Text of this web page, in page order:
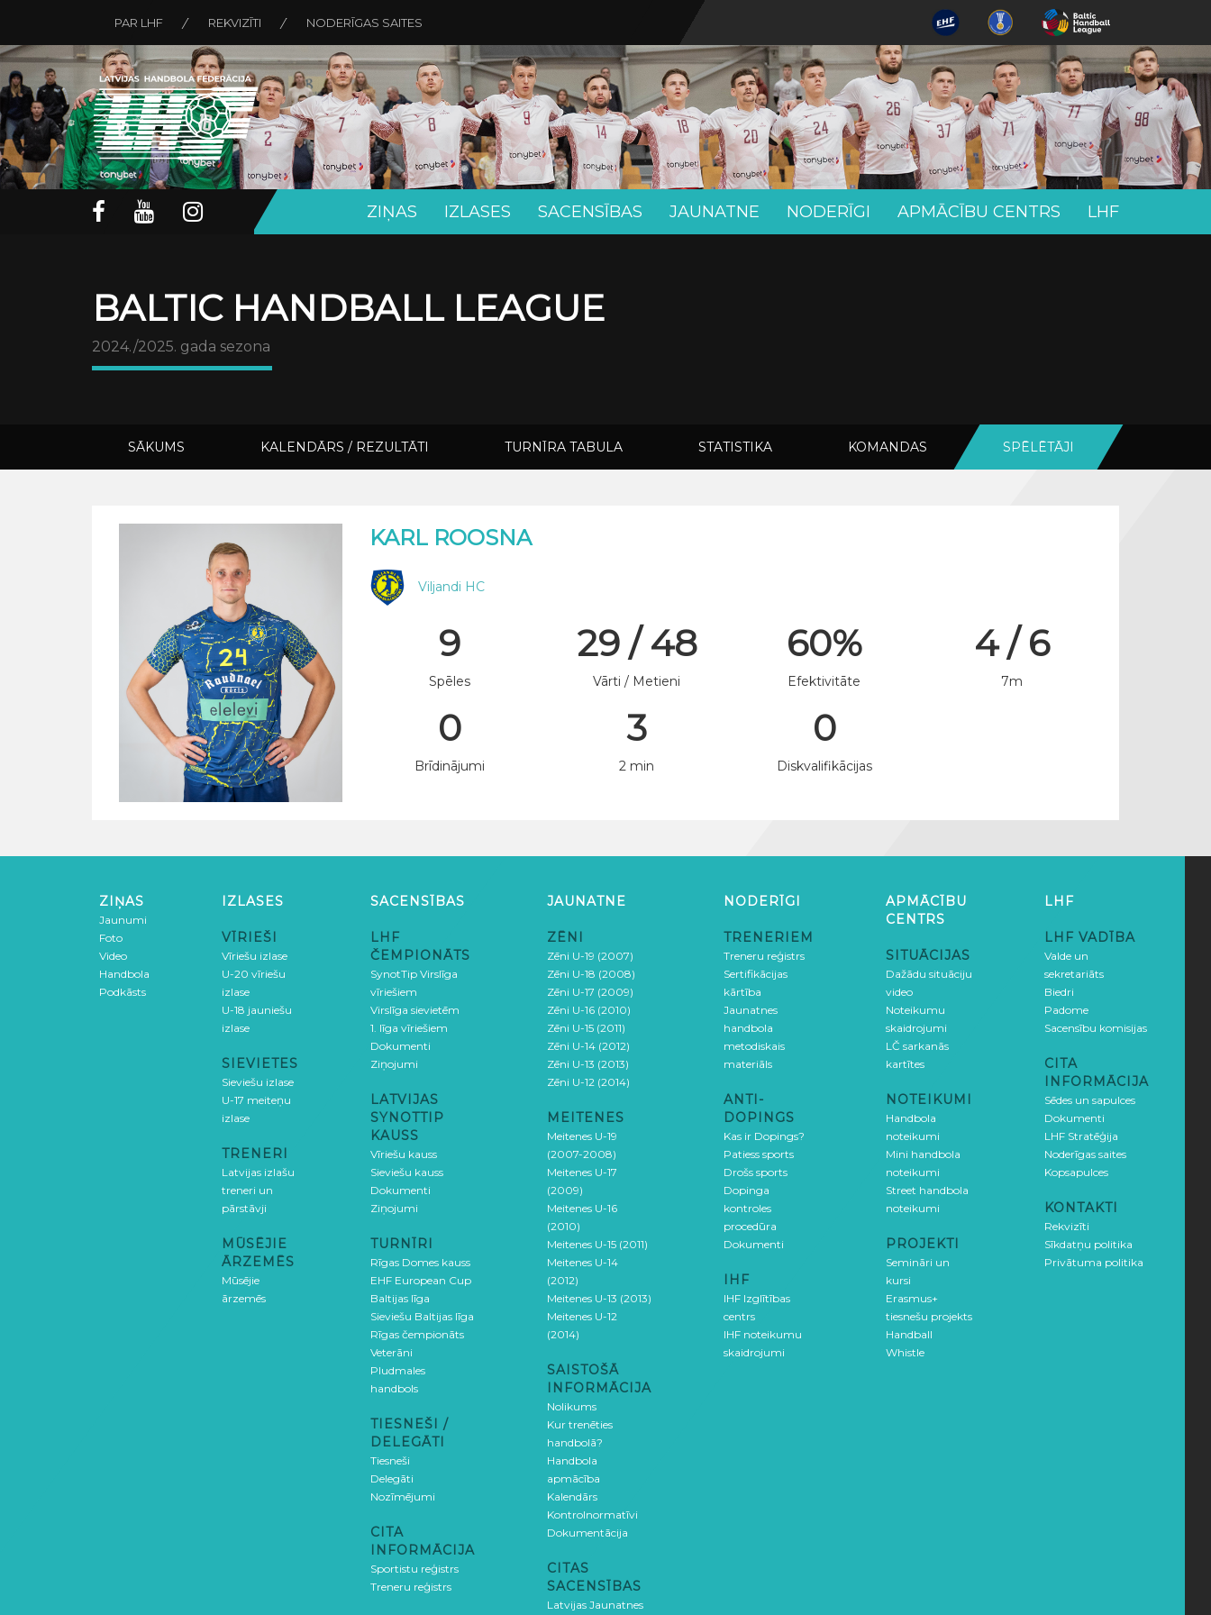
PAR LHF REKVIZĪTI NODERĪGAS SAITES
ZIŅAS IZLASES SACENSĪBAS JAUNATNE NODERĪGI APMĀCĪBU CENTRS LHF
BALTIC HANDBALL LEAGUE
2024./2025. gada sezona
SĀKUMS KALENDĀRS / REZULTĀTI TURNĪRA TABULA STATISTIKA KOMANDAS SPĒLĒTĀJI
KARL ROOSNA
Viljandi HC
9
Spēles
29 / 48
Vārti / Metieni
60%
Efektivitāte
4 / 6
7m
0
Brīdinājumi
3
2 min
0
Diskvalifikācijas
ZIŅAS
Jaunumi
Foto
Video
Handbola
Podkāsts
IZLASES
VĪRIEŠI
Vīriešu izlase
U-20 vīriešu
izlase
U-18 jauniešu
izlase
SIEVIETES
Sieviešu izlase
U-17 meiteņu
izlase
TRENERI
Latvijas izlašu
treneri un
pārstāvji
MŪSĒJIE
ĀRZEMĒS
Mūsējie
ārzemēs
SACENSĪBAS
LHF
ČEMPIONĀTS
SynotTip Virslīga
vīriešiem
Virslīga sievietēm
1. līga vīriešiem
Dokumenti
Ziņojumi
LATVIJAS
SYNOTTIP
KAUSS
Vīriešu kauss
Sieviešu kauss
Dokumenti
Ziņojumi
TURNĪRI
Rīgas Domes kauss
EHF European Cup
Baltijas līga
Sieviešu Baltijas līga
Rīgas čempionāts
Veterāni
Pludmales
handbols
TIESNEŠI /
DELEGĀTI
Tiesneši
Delegāti
Nozīmējumi
CITA
INFORMĀCIJA
Sportistu reģistrs
Treneru reģistrs
JAUNATNE
ZĒNI
Zēni U-19 (2007)
Zēni U-18 (2008)
Zēni U-17 (2009)
Zēni U-16 (2010)
Zēni U-15 (2011)
Zēni U-14 (2012)
Zēni U-13 (2013)
Zēni U-12 (2014)
MEITENES
Meitenes U-19
(2007-2008)
Meitenes U-17
(2009)
Meitenes U-16
(2010)
Meitenes U-15 (2011)
Meitenes U-14
(2012)
Meitenes U-13 (2013)
Meitenes U-12
(2014)
SAISTOŠĀ
INFORMĀCIJA
Nolikums
Kur trenēties
handbolā?
Handbola
apmācība
Kalendārs
Kontrolnormatīvi
Dokumentācija
CITAS
SACENSĪBAS
Latvijas Jaunatnes
NODERĪGI
TRENERIEM
Treneru reģistrs
Sertifikācijas
kārtība
Jaunatnes
handbola
metodiskais
materiāls
ANTI-
DOPINGS
Kas ir Dopings?
Patiess sports
Drošs sports
Dopinga
kontroles
procedūra
Dokumenti
IHF
IHF Izglītības
centrs
IHF noteikumu
skaidrojumi
APMĀCĪBU
CENTRS
SITUĀCIJAS
Dažādu situāciju
video
Noteikumu
skaidrojumi
LČ sarkanās
kartītes
NOTEIKUMI
Handbola
noteikumi
Mini handbola
noteikumi
Street handbola
noteikumi
PROJEKTI
Semināri un
kursi
Erasmus+
tiesnešu projekts
Handball
Whistle
LHF
LHF VADĪBA
Valde un
sekretariāts
Biedri
Padome
Sacensību komisijas
CITA
INFORMĀCIJA
Sēdes un sapulces
Dokumenti
LHF Stratēģija
Noderīgas saites
Kopsapulces
KONTAKTI
Rekvizīti
Sīkdatņu politika
Privātuma politika